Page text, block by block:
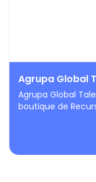
Agrupa Global
Agrupa Global
boutique de